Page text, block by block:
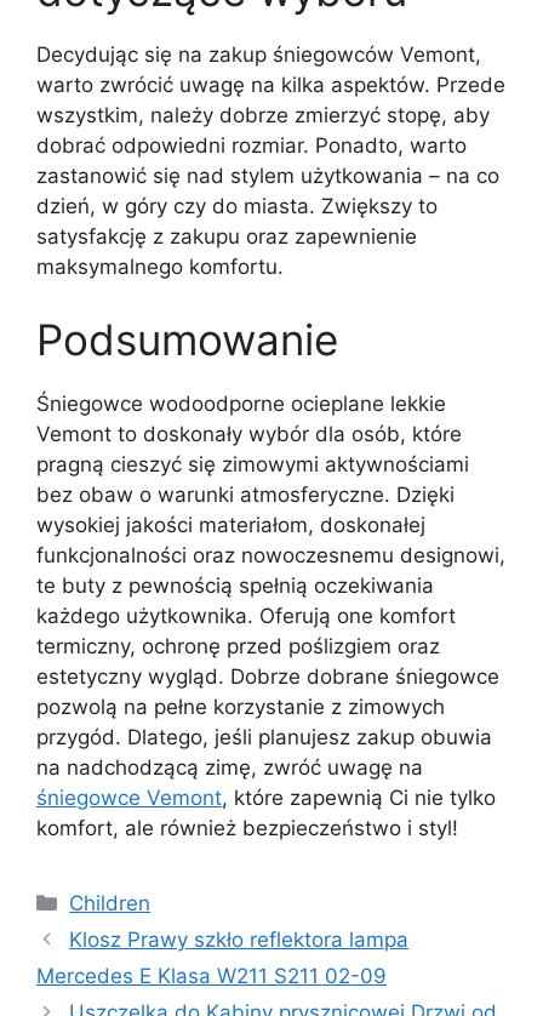
Decydując się na zakup śniegowców Vemont,
warto zwrócić uwagę na kilka aspektów. Przede
wszystkim, należy dobrze zmierzyć stopę, aby
dobrać odpowiedni rozmiar. Ponadto, warto
zastanowić się nad stylem użytkowania – na co
dzień, w góry czy do miasta. Zwiększy to
satysfakcję z zakupu oraz zapewnienie
maksymalnego komfortu.
Podsumowanie
Śniegowce wodoodporne ocieplane lekkie
Vemont to doskonały wybór dla osób, które
pragną cieszyć się zimowymi aktywnościami
bez obaw o warunki atmosferyczne. Dzięki
wysokiej jakości materiałom, doskonałej
funkcjonalności oraz nowoczesnemu designowi,
te buty z pewnością spełnią oczekiwania
każdego użytkownika. Oferują one komfort
termiczny, ochronę przed poślizgiem oraz
estetyczny wygląd. Dobrze dobrane śniegowce
pozwolą na pełne korzystanie z zimowych
przygód. Dlatego, jeśli planujesz zakup obuwia
na nadchodzącą zimę, zwróć uwagę na
śniegowce Vemont, które zapewnią Ci nie tylko
komfort, ale również bezpieczeństwo i styl!
Kategorie
Children
Klosz Prawy szkło reflektora lampa
Mercedes E Klasa W211 S211 02-09